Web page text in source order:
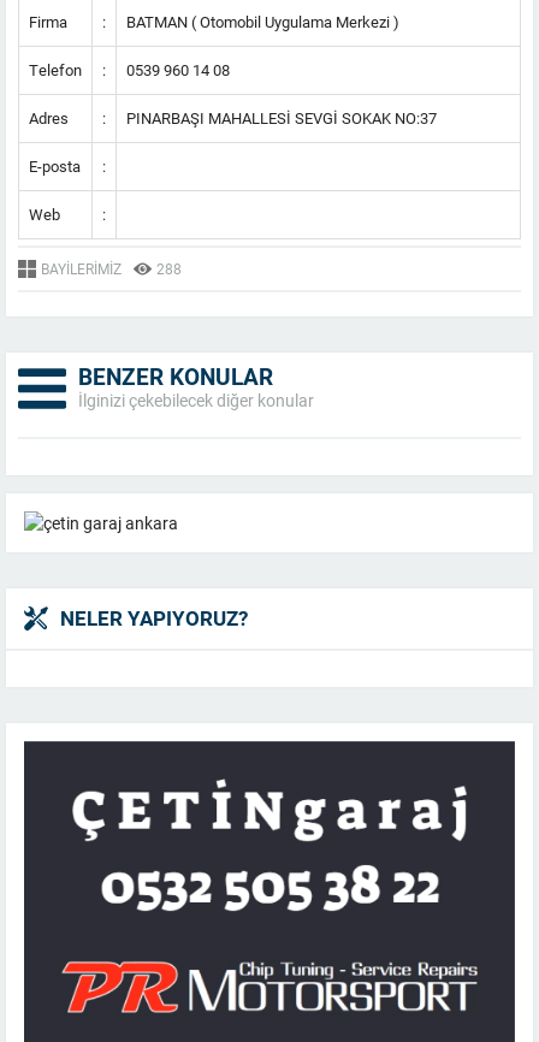
Firma : BATMAN ( Otomobil Uygulama Merkezi )
Telefon : 0539 960 14 08
Adres : PINARBAŞI MAHALLESİ SEVGİ SOKAK NO:37
E-posta :
Web :
BAYILERIMIZ 288
BENZER KONULAR
İlginizi çekebilecek diğer konular
NELER YAPIYORUZ?